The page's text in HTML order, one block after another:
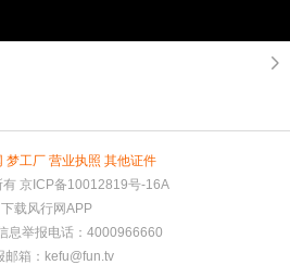
梦工厂 营业执照 其他证件
有 京ICP备10012819号-16A
下载风行网APP
息举报电话：4000966660
邮箱： kefu@fun.tv